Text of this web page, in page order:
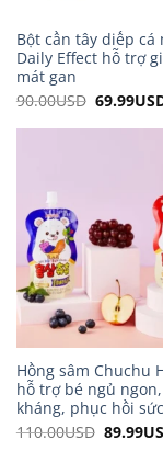
Bột cần tây diếp cá
Daily Effect hỗ trợ
mát gan
90.00USD Original
was:
69.99
Hồng sâm Chuchu
hỗ trợ bé ngủ
kháng, phục hồi
110.00USD Original
89.99